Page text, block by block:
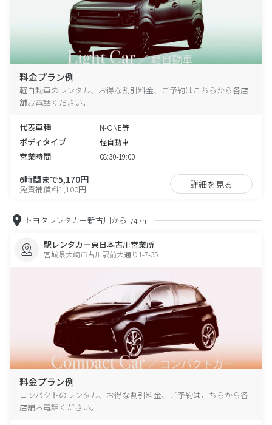
料金プラン例
軽自動車のレンタル、お得な割引料金、ご予約はこちらから各店
舗お電話ください。
代表車種 N-ONE等
ボディタイプ 軽自動車
営業時間 08:30-19:00
6時間まで5,170円
免責補償料1,100円 詳細を見る
トヨタレンタカー新古川から 747m
駅レンタカー東日本古川営業所
宮城県大崎市古川駅前大通り1-7-35
料金プラン例
コンパクトのレンタル、お得な割引料金、ご予約はこちらから各
店舗お電話ください。